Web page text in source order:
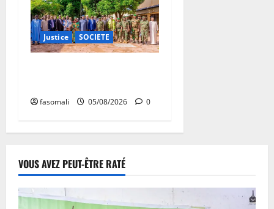
Justice SOCIETE
fasomali 05/08/2026 0
VOUS AVEZ PEUT-ÊTRE RATÉ